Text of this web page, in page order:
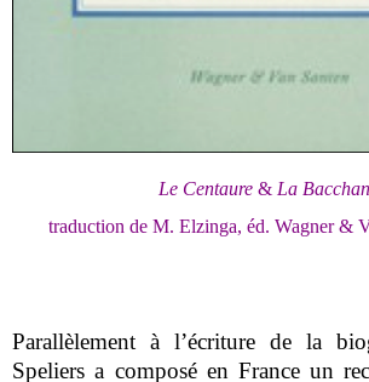
Le Centaure & La
traduction de M. Elzinga, éd. Wagner &
Parallèlement à l’écriture de la
Speliers a composé en France un